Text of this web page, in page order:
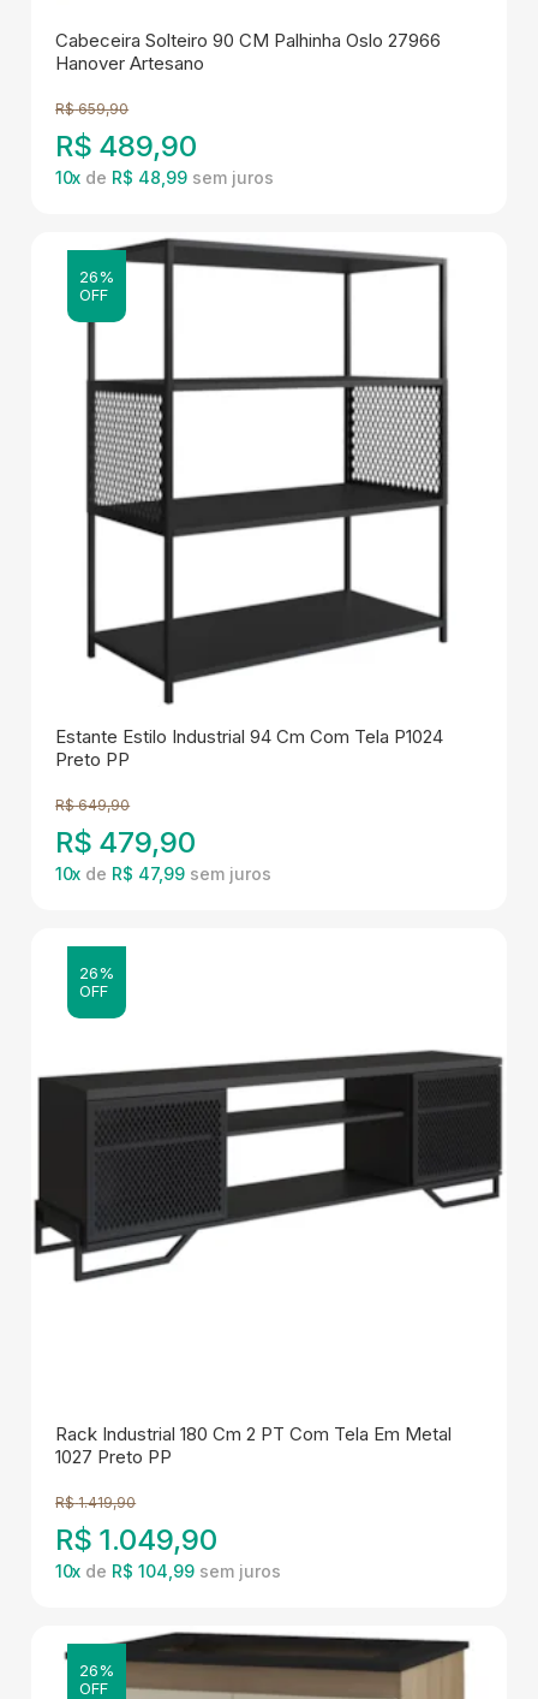
Cabeceira Solteiro 90 CM Palhinha Oslo 27966
Hanover Artesano
R$ 659,90
R$ 489,90
10x de R$ 48,99
26%
OFF
Estante Estilo Industrial 94 Cm Com Tela P1024
Preto PP
R$ 649,90
R$ 479,90
10x de R$ 47,99
26%
OFF
Rack Industrial 180 Cm 2 PT Com Tela Em Metal
1027 Preto PP
R$ 1.419,90
R$ 1.049,90
10x de R$ 104,99
26%
OFF